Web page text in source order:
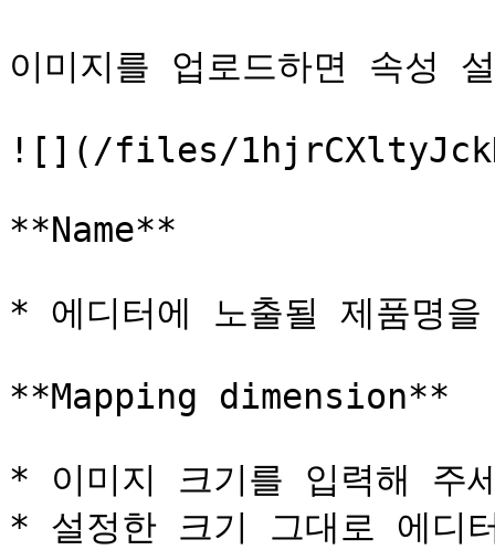
이미지를 업로드하면 속성
![](/files/
**Name**
* 에디터에 노출될 제품명
**Mapping dimension**
* 이미지 크기를 입력해 주
* 설정한 크기 그대로 에디